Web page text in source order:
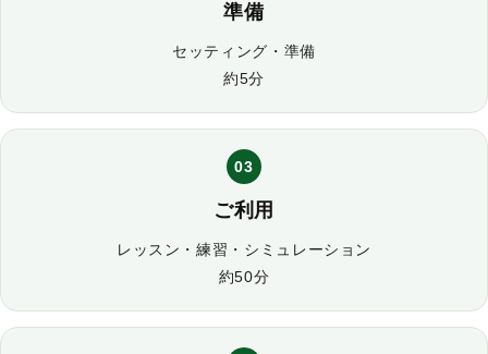
準備
セッティング・準備
約5分
03
ご利用
レッスン・練習・シミュレーション
約50分